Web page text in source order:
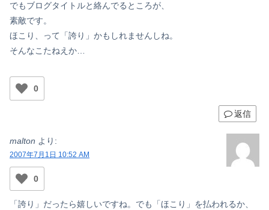
でもブログタイトルと絡んでるところが、
素敵です。
ほこり、って「誇り」かもしれませんしね。
そんなこたねえか…
0
返信
malton より:
2007年7月1日 10:52 AM
0
「誇り」だったら嬉しいですね。でも「ほこり」を払われるか、